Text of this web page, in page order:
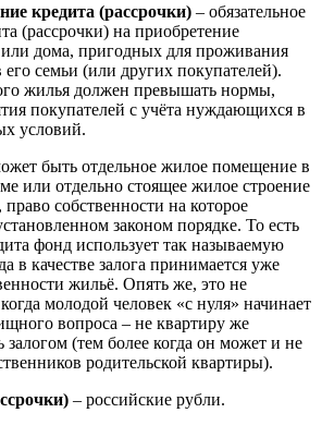
кредита (рассрочки) – обязательное
(рассрочки) на приобретение
дома, пригодных для проживания
семьи (или других покупателей).
жилья должен превышать нормы,
покупателей с учёта нуждающихся в
условий.
быть отдельное жилое помещение в
или отдельно стоящее жилое строение
собственности на которое
законом порядке. То есть
фонд использует так называемую
в качестве залога принимается уже
жильё. Опять же, это не
молодой человек «с нуля» начинает
вопроса – не квартиру же
залогом (тем более когда он может и не
родительской квартиры).
– российские рубли.